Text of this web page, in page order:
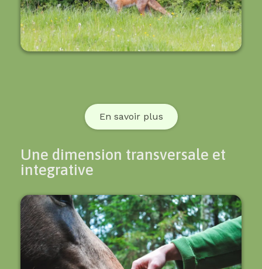
En savoir plus
Une dimension transversale et
integrative